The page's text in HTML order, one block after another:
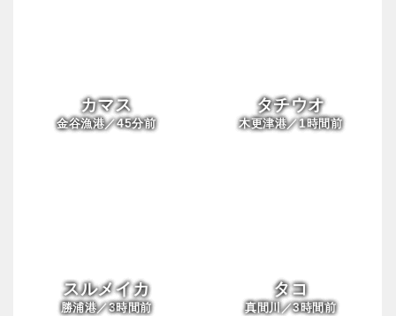
カマス
金谷漁港／45分前
タチウオ
木更津港／1時間前
スルメイカ
勝浦港／3時間前
タコ
真間川／3時間前